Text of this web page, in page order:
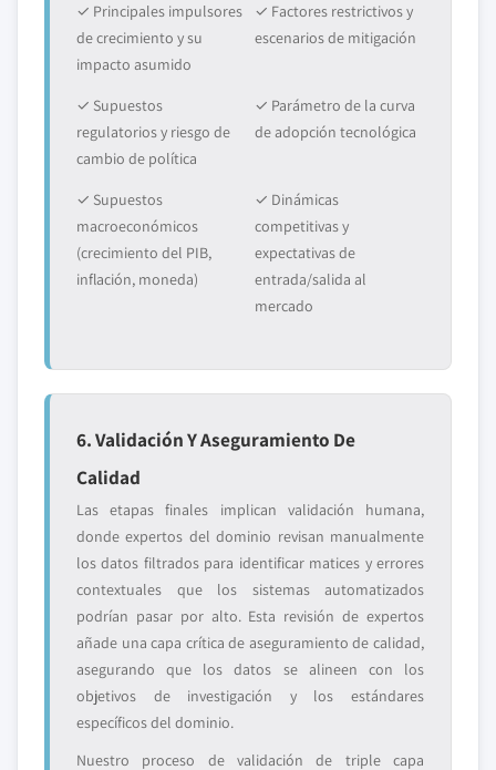
✓ Principales impulsores
de crecimiento y su
impacto asumido
✓ Factores restrictivos y
escenarios de mitigación
✓ Supuestos
regulatorios y riesgo de
cambio de política
✓ Parámetro de la curva
de adopción tecnológica
✓ Supuestos
macroeconómicos
(crecimiento del PIB,
inflación, moneda)
✓ Dinámicas
competitivas y
expectativas de
entrada/salida al
mercado
6. Validación Y Aseguramiento De
Calidad
Las etapas finales implican validación humana,
donde expertos del dominio revisan manualmente
los datos filtrados para identificar matices y errores
contextuales que los sistemas automatizados
podrían pasar por alto. Esta revisión de expertos
añade una capa crítica de aseguramiento de calidad,
asegurando que los datos se alineen con los
objetivos de investigación y los estándares
específicos del dominio.
Nuestro proceso de validación de triple capa